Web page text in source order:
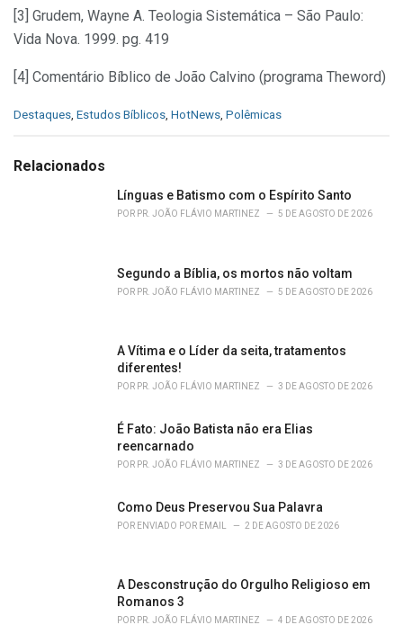
[3] Grudem, Wayne A. Teologia Sistemática – São Paulo:
Vida Nova. 1999. pg. 419
[4] Comentário Bíblico de João Calvino (programa Theword)
C
e
Destaques Estudos Bíblicos HotNews Polêmicas
Relacionados
Línguas e Batismo com o Espírito Santo
POR PR. JOÃO FLÁVIO MARTINEZ 5 DE AGOSTO DE 2026
Segundo a Bíblia, os mortos não voltam
POR PR. JOÃO FLÁVIO MARTINEZ 5 DE AGOSTO DE 2026
A Vítima e o Líder da seita, tratamentos
diferentes!
POR PR. JOÃO FLÁVIO MARTINEZ 3 DE AGOSTO DE 2026
É Fato: João Batista não era Elias
reencarnado
POR PR. JOÃO FLÁVIO MARTINEZ 3 DE AGOSTO DE 2026
Como Deus Preservou Sua Palavra
POR ENVIADO POR EMAIL 2 DE AGOSTO DE 2026
A Desconstrução do Orgulho Religioso em
Romanos 3
POR PR. JOÃO FLÁVIO MARTINEZ 4 DE AGOSTO DE 2026